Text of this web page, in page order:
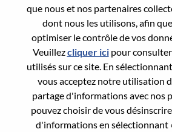
que nous et nos partenaires
dont nous les utilisons, afin
optimiser le contrôle de vos
Veuillezcliquer icipour
utilisés sur ce site. En
vous acceptez notre utilisation
partage d'informations avec nos
pouvez choisir de vous
d'informations en sélectionnant
Enter the email address
account, then click "Continue".
We will email you a link to
password.
Reset password with your e-mail
E-mail*